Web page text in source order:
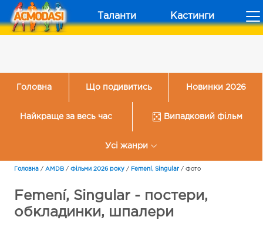
Таланти Кастинги
Головна Що подивитись Новинки 2026
Найкраще за весь час Випадковий фільм
Усі жанри
Головна / AMDB / Фільми 2026 року / Femení, Singular / Фото
Femení, Singular - постери,
обкладинки, шпалери